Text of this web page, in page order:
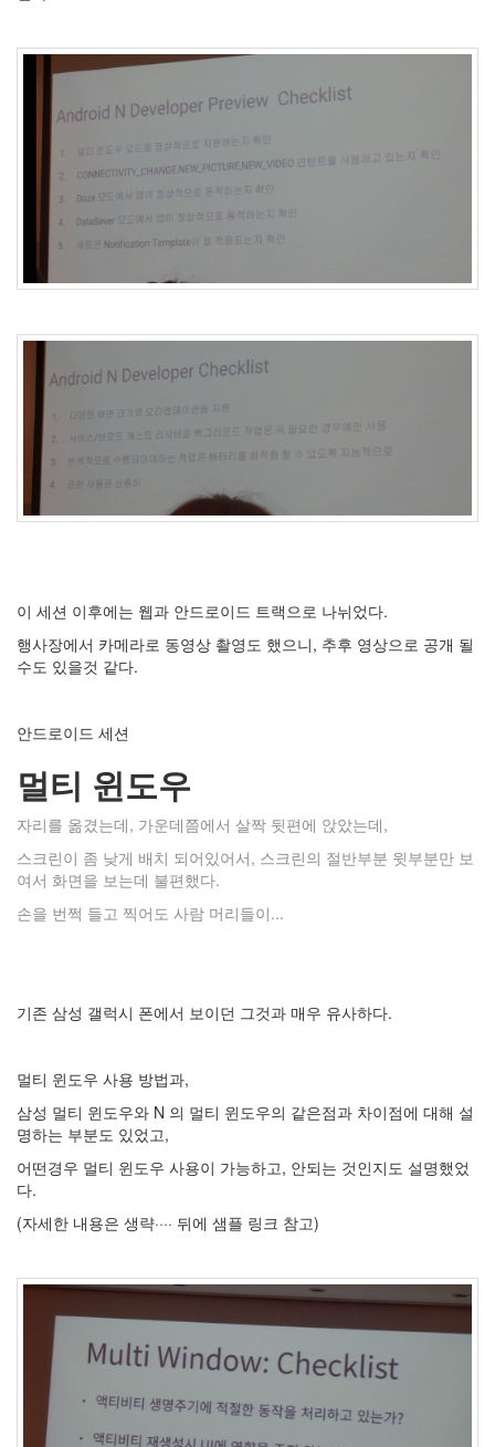
이 세션 이후에는 웹과 안드로이드 트랙으로 나뉘었다.
행사장에서 카메라로 동영상 촬영도 했으니, 추후 영상으로 공개 될
수도 있을것 같다.
안드로이드 세션
멀티 윈도우
자리를 옮겼는데, 가운데쯤에서 살짝 뒷편에 앉았는데,
스크린이 좀 낮게 배치 되어있어서, 스크린의 절반부분 윗부분만 보
여서 화면을 보는데 불편했다.
손을 번쩍 들고 찍어도 사람 머리들이...
기존 삼성 갤럭시 폰에서 보이던 그것과 매우 유사하다.
멀티 윈도우 사용 방법과,
삼성 멀티 윈도우와 N 의 멀티 윈도우의 같은점과 차이점에 대해 설
명하는 부분도 있었고,
어떤경우 멀티 윈도우 사용이 가능하고, 안되는 것인지도 설명했었
다.
(자세한 내용은 생략···· 뒤에 샘플 링크 참고)